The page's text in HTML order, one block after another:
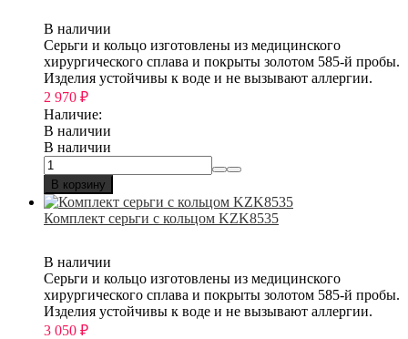
В наличии
Серьги и кольцо изготовлены из медицинского
хирургического сплава и покрыты золотом 585-й пробы.
Изделия устойчивы к воде и не вызывают аллергии.
2 970 ₽
Наличие:
В наличии
В наличии
В корзину
Комплект серьги с кольцом KZK8535
В наличии
Серьги и кольцо изготовлены из медицинского
хирургического сплава и покрыты золотом 585-й пробы.
Изделия устойчивы к воде и не вызывают аллергии.
3 050 ₽